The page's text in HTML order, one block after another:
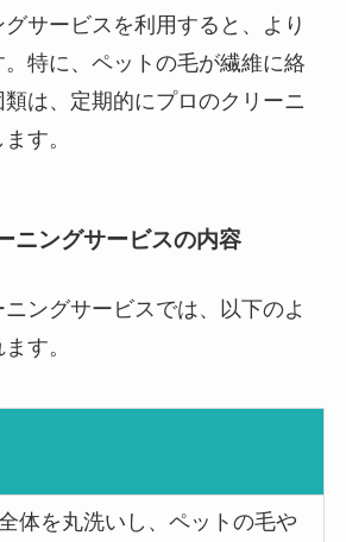
サービスを利用すると、より
特に、ペットの毛が繊維に絡
は、定期的にプロのクリーニ
す。
ニングサービスの内容
ングサービスでは、以下のよ
す。
体を丸洗いし、ペットの毛や